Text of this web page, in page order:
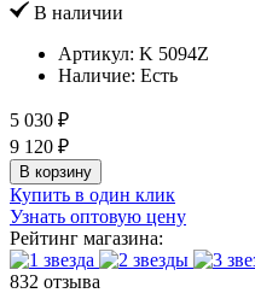
В наличии
Артикул: K 5094Z
Наличие: Есть
5 030 ₽
9 120 ₽
В корзину
Купить в один клик
Узнать оптовую цену
Рейтинг магазина:
832 отзыва